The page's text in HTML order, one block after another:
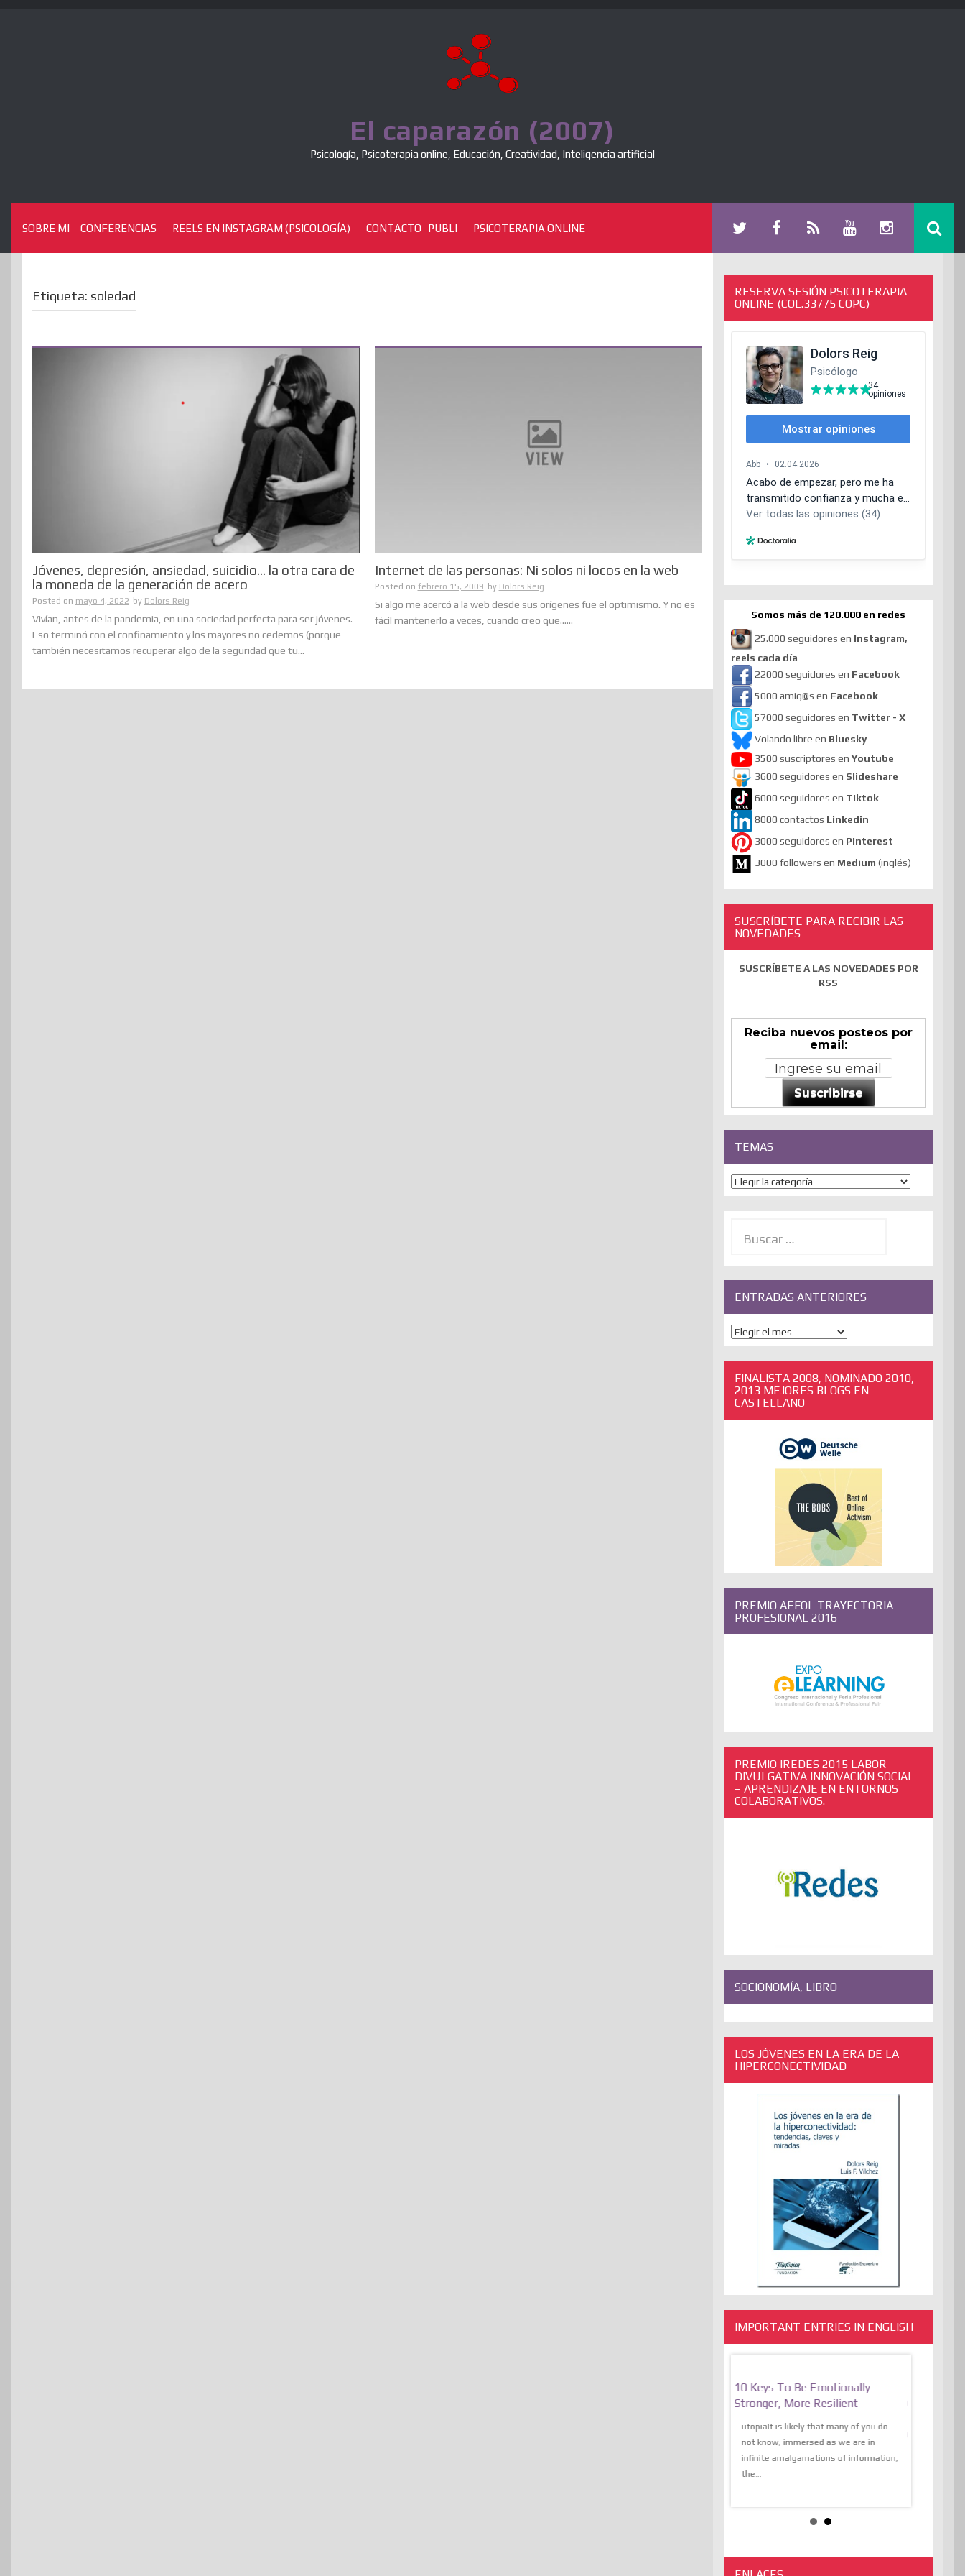
Skip
El caparazón (2007)
Psicología, Psicoterapia online, Educación, Creatividad, Inteligencia artificial
SOBRE MI – CONFERENCIAS REELS EN INSTAGRAM (PSICOLOGÍA) CONTACTO -PUBLI PSICOTERAPIA ONLINE
Etiqueta: soledad
Jóvenes, depresión, ansiedad, suicidio… la otra cara de
la moneda de la generación de acero
Posted on mayo 4, 2022 by Dolors Reig
Vivían, antes de la pandemia, en una sociedad perfecta para ser jóvenes.
Eso terminó con el confinamiento y los mayores no cedemos (porque
también necesitamos recuperar algo de la seguridad que tu...
Internet de las personas: Ni solos ni locos en la web
Posted on febrero 15, 2009 by Dolors Reig
Si algo me acercó a la web desde sus orígenes fue el optimismo. Y no es
fácil mantenerlo a veces, cuando creo que......
RESERVA SESIÓN PSICOTERAPIA
ONLINE (COL.33775 COPC)
Somos más de 120.000 en redes
25.000 seguidores en Instagram,
reels cada día
22000 seguidores en Facebook
5000 amig@s en Facebook
57000 seguidores en Twitter - X
Volando libre en Bluesky
3500 suscriptores en Youtube
3600 seguidores en Slideshare
6000 seguidores en Tiktok
8000 contactos Linkedin
3000 seguidores en Pinterest
3000 followers en Medium (inglés)
SUSCRÍBETE PARA RECIBIR LAS
NOVEDADES
SUSCRÍBETE A LAS NOVEDADES POR
RSS
Reciba nuevos posteos por
email:
Suscribirse
TEMAS
Temas
ENTRADAS ANTERIORES
ENTRADAS
ANTERIORES
FINALISTA 2008, NOMINADO 2010,
2013 MEJORES BLOGS EN
CASTELLANO
PREMIO AEFOL TRAYECTORIA
PROFESIONAL 2016
PREMIO IREDES 2015 LABOR
DIVULGATIVA INNOVACIÓN SOCIAL
– APRENDIZAJE EN ENTORNOS
COLABORATIVOS.
SOCIONOMÍA, LIBRO
LOS JÓVENES EN LA ERA DE LA
HIPERCONECTIVIDAD
IMPORTANT ENTRIES IN ENGLISH
10 Keys To Be Emotionally
Stronger, More Resilient
utopiaIt is likely that many of you do
not know, immersed as we are in
infinite amalgamations of information,
the...